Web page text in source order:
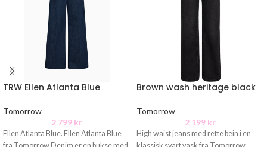
TRW Ellen Atlanta Blue
Tomorrow
2 799 kr
Ellen Atlanta Blue. Ellen Atlanta Blue
Brown wash heritage black
Tomorrow
2 199 kr
High waist jeans med rette bein i en